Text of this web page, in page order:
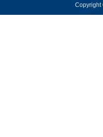
Copyright